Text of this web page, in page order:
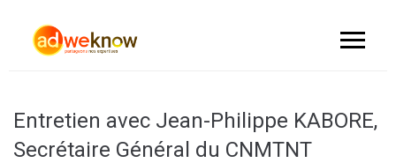
Entretien avec Jean-Philippe KABORE,
Secrétaire Général du CNMTNT